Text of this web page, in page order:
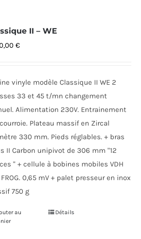
II – WE
€
vinyle modèle Classique II WE 2
33 et 45 t/mn changement
Alimentation 230V. Entrainement
Plateau massif en Zircal
330 mm. Pieds réglables. + bras
II Carbon unipivot de 306 mm "12
" + cellule à bobines mobiles VDH
0,65 mV + palet presseur en inox
750 g
au
Détails